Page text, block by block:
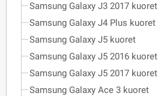
Samsung Galaxy J3 2017 kuoret
Samsung Galaxy J4 Plus kuoret
Samsung Galaxy J5 kuoret
Samsung Galaxy J5 2016 kuoret
Samsung Galaxy J5 2017 kuoret
Samsung Galaxy Ace 3 kuoret